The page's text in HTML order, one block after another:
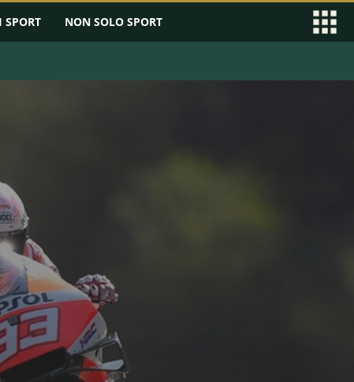
SPORT NON SOLO SPORT